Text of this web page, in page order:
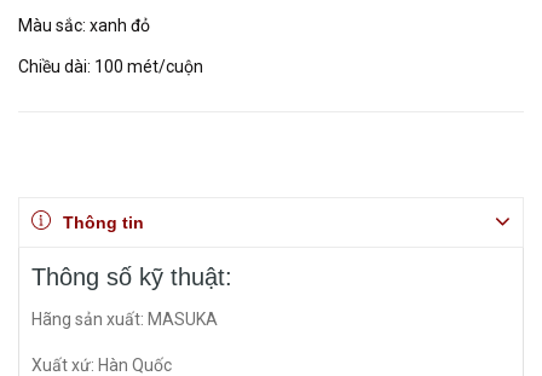
Màu sắc: xanh đỏ
Chiều dài: 100 mét/cuộn
Thông tin
Thông số kỹ thuật:
Hãng sản xuất: MASUKA
Xuất xứ: Hàn Quốc